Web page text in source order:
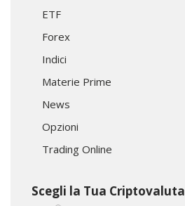
ETF
Forex
Indici
Materie Prime
News
Opzioni
Trading Online
Scegli la Tua Criptovaluta